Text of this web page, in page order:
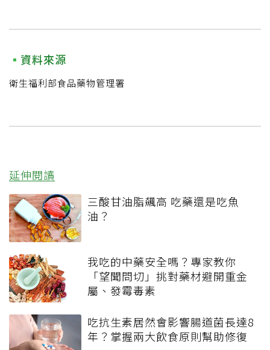
資料來源
衛生福利部食品藥物管理署
延伸閱讀
三酸甘油脂飆高 吃藥還是吃魚
油？
我吃的中藥安全嗎？專家教你
「望聞問切」挑對藥材避開重金
屬、發霉毒素
吃抗生素居然會影響腸道菌長達8
年？掌握兩大飲食原則幫助修復